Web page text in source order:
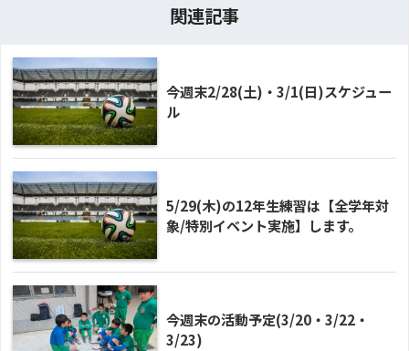
関連記事
今週末2/28(土)・3/1(日)スケジュー
ル
5/29(木)の12年生練習は【全学年対
象/特別イベント実施】します。
今週末の活動予定(3/20・3/22・
3/23)